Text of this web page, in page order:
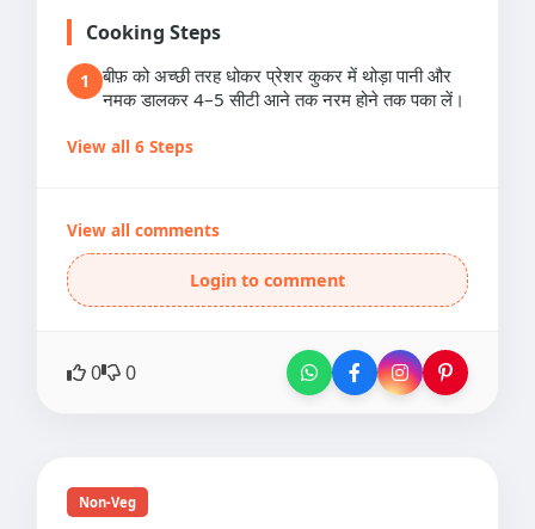
Cooking Steps
1
बीफ़ को अच्छी तरह धोकर प्रेशर कुकर में थोड़ा पानी और
नमक डालकर 4–5 सीटी आने तक नरम होने तक पका लें।
View all 6 Steps
View all comments
Login to comment
0 0
Non-Veg